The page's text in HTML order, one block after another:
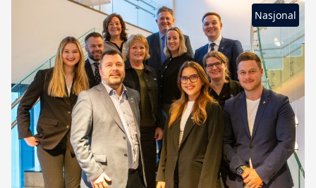
Nasjonal